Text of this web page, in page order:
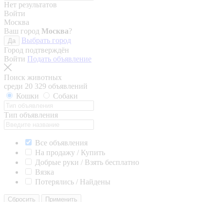
Нет результатов
Войти
Москва
Ваш город Москва?
Да
Выбрать город
Город подтверждён
Войти Подать объявление
Поиск животных
среди 20 329 объявлений
Кошки
Собаки
Тип объявления
Все объявления
На продажу / Купить
Добрые руки / Взять бесплатно
Вязка
Потерялись / Найдены
Сбросить Применить